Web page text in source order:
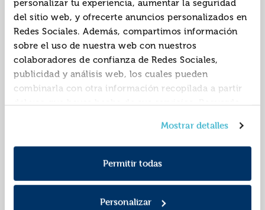
personalizar tu experiencia, aumentar la seguridad
del sitio web, y ofrecerte anuncios personalizados en
Redes Sociales. Además, compartimos información
sobre el uso de nuestra web con nuestros
colaboradores de confianza de Redes Sociales,
publicidad y análisis web, los cuales pueden
combinarla con otra información recopilada a partir
del uso que hayas hecho de sus servicios. Recuerda
consentimiento en cualquier momento. Para más
información consulta laPolítica de Cookiesy la
Política de Privacidad.
Mostrar detalles
Permitir todas
Personalizar
Fandom Books
Autor:Serón Gutiérrez,
Beberán mi poción y
Editorial:
Autor:Baptiste, Bethany